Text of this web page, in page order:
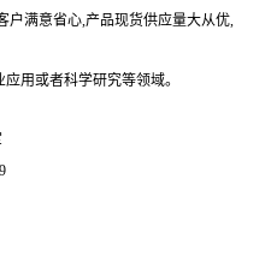
户满意省心,产品现货供应量大从优,
用或者科学研究等领域。